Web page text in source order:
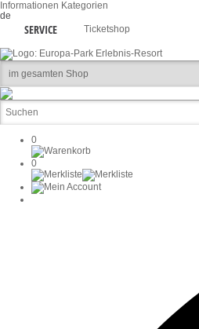
Informationen Kategorien
de
SERVICE Ticketshop
0
0